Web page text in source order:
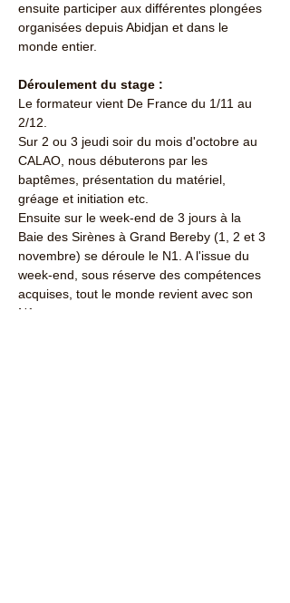
ensuite participer aux différentes plongées
organisées depuis Abidjan et dans le
monde entier.
Déroulement du stage :
Le formateur vient De France du 1/11 au
2/12.
Sur 2 ou 3 jeudi soir du mois d'octobre au
CALAO, nous débuterons par les
baptêmes, présentation du matériel,
gréage et initiation etc.
Ensuite sur le week-end de 3 jours à la
Baie des Sirènes à Grand Bereby (1, 2 et 3
novembre) se déroule le N1. A l'issue du
week-end, sous réserve des compétences
acquises, tout le monde revient avec son
N1.